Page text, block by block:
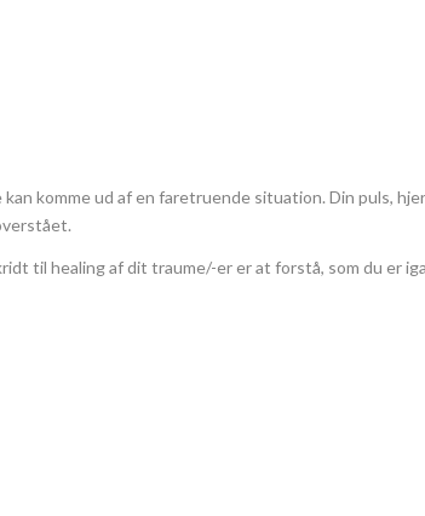
komme ud af en faretruende situation. Din puls,
til healing af dit traume/-er er at forstå, som du er